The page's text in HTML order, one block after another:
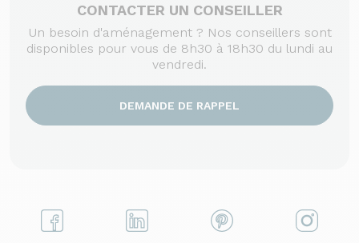
CONTACTER UN CONSEILLER
Un besoin d'aménagement ? Nos conseillers sont
disponibles pour vous de 8h30 à 18h30 du lundi au
vendredi.
DEMANDE DE RAPPEL